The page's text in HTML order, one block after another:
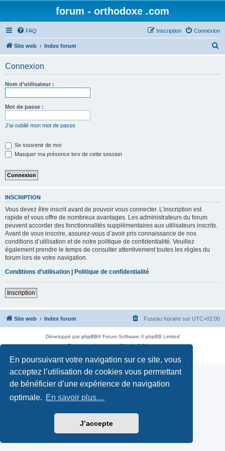
En poursuivant votre navigation sur ce site, vous
acceptez l’utilisation de cookies vous permettant
de bénéficier d’une expérience de navigation
optimale. En savoir plus…
J’accepte
forum - orthodoxe .com
FAQ Connexion
Inscription
Site web Index forum
Connexion
Nom d’utilisateur :
Mot de passe :
J’ai oublié mon mot de passe
Se souvenir de moi
Masquer ma présence lors de cette session
INSCRIPTION
Vous devez être inscrit avant de pouvoir vous connecter. L’inscription est
rapide et vous offre de nombreux avantages. Les administrateurs du forum
peuvent accorder des fonctionnalités supplémentaires aux utilisateurs inscrits.
Avant de vous inscrire, assurez-vous d’avoir pris connaissance de nos
conditions d’utilisation et de notre politique de confidentialité. Veuillez
également prendre le temps de consulter attentivement toutes les règles du
forum lors de votre navigation.
Conditions d’utilisation | Politique de confidentialité
Inscription
Site web Index forum Fuseau horaire sur UTC+02:00
Développé parphpBB® Forum Software © phpBB Limited
Traduction française officielle©Qiaeru